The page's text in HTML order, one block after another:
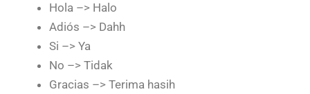
Hola –> Halo
Adiós –> Dahh
Si –> Ya
No –> Tidak
Gracias –> Terima hasih